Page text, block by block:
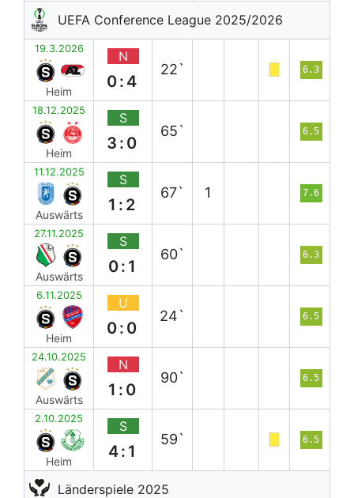
UEFA Conference League 2025/2026
19.3.2026
Heim
N
0:4
22` 6.3
18.12.2025
Heim
S
3:0
65` 6.5
11.12.2025
Auswärts
S
1:2
67` 1 7.6
27.11.2025
Auswärts
S
0:1
60` 6.3
6.11.2025
Heim
U
0:0
24` 6.5
24.10.2025
Auswärts
N
1:0
90` 6.5
2.10.2025
Heim
S
4:1
59` 6.5
Länderspiele 2025